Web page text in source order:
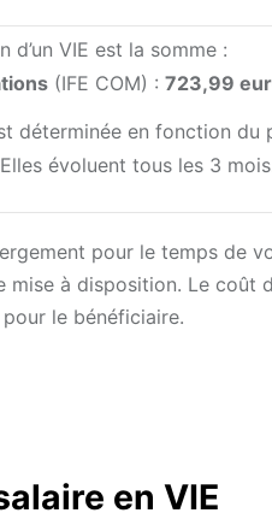
d’un VIE est la somme :
(IFE COM) : 723,99
déterminée en fonction du
évoluent tous les 3
pour le temps de
mise à disposition. Le coût
le bénéficiaire.
en VIE